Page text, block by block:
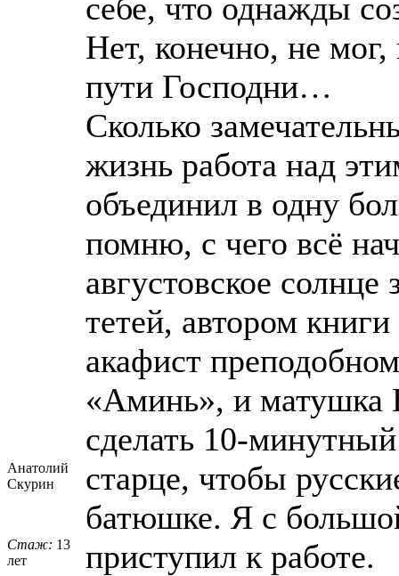
Анатолий
Скурин
Стаж: 13
лет
себе, что однажды
Нет, конечно, не
пути Господни…
Сколько
жизнь работа над
объединил в одну
помню, с чего всё
августовское
тетей, автором
акафист
«Аминь», и матушка
сделать 10-
старце, чтобы
батюшке. Я с
приступил к работе.